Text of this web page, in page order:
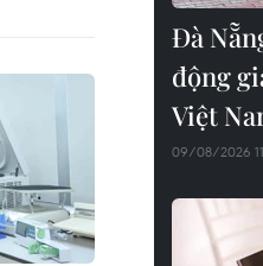
Đà
động
Việt
09/08/2026